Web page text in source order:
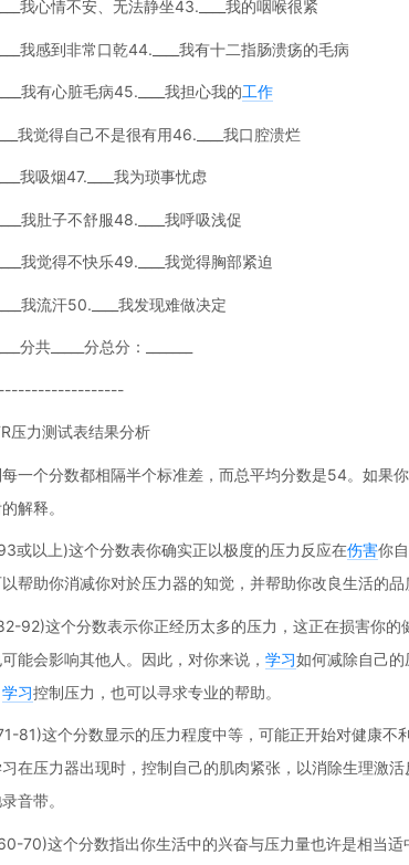
我心情不安、无法静坐43.____我的咽喉很紧
我感到非常口乾44.____我有十二指肠溃疡的毛病
我有心脏毛病45.____我担心我的工作
我觉得自己不是很有用46.____我口腔溃烂
我吸烟47.____我为琐事忧虑
我肚子不舒服48.____我呼吸浅促
我觉得不快乐49.____我觉得胸部紧迫
我流汗50.____我发现难做决定
分共_____分总分：_______
压力测试表结果分析
一个分数都相隔半个标准差，而总平均分数是54。如果
解释。
或以上)这个分数表你确实正以极度的压力反应在伤害你
帮助你消减你对於压力器的知觉，并帮助你改良生活的品
92)这个分数表示你正经历太多的压力，这正在损害你的
能会影响其他人。因此，对你来说， 学习如何减除自己
学习控制压力，也可以寻求专业的帮助。
81)这个分数显示的压力程度中等，可能正开始对健康不
在压力器出现时，控制自己的肌肉紧张，以消除生理激
音带。
70)这个分数指出你生活中的兴奋与压力量也许是相当